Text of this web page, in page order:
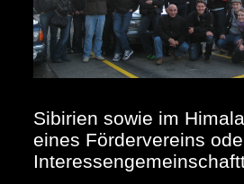
Sibirien sowie im
eines Fördervereins